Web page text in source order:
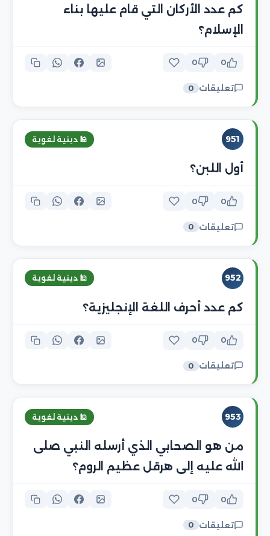
كم عدد الأركان التي قام عليها بناء
الإسلام؟
0
0
تعليقات 0
951 🕌 دينية لغوية
أول اللبن؟
0
0
تعليقات 0
952 🕌 دينية لغوية
كم عدد أحرف اللغة الإنجليزية؟
0
0
تعليقات 0
953 🕌 دينية لغوية
من هو الصحابي الذي أرسله النبي صلى
الله عليه إلى هرقل عظيم الروم؟
0
0
تعليقات 0